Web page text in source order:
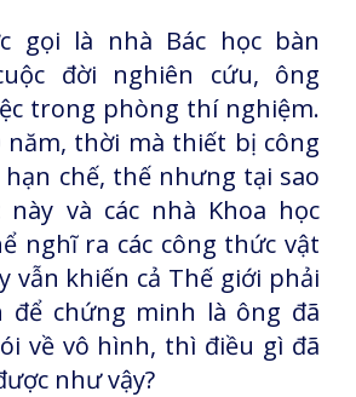
gọi là nhà Bác học bàn
đời nghiên cứu, ông
trong phòng thí nghiệm.
năm, thời mà thiết bị công
chế, thế nhưng tại sao
này và các nhà Khoa học
nghĩ ra các công thức vật
vẫn khiến cả Thế giới phải
để chứng minh là ông đã
về vô hình, thì điều gì đã
như vậy?